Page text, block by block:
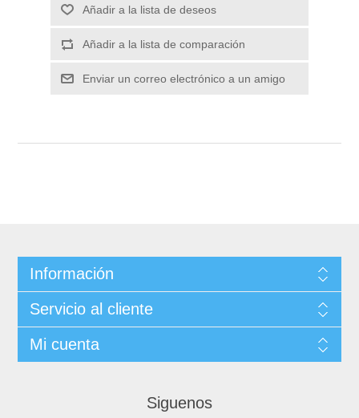
Información
Servicio al cliente
Mi cuenta
Siguenos